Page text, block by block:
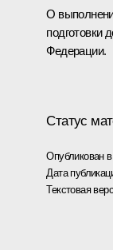
О
подготовки
Федерации.
Статус
Опубликован
Дата
Текстовая